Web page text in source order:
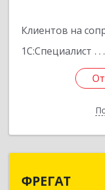
Клиентов на
1С:Специалист
ФРЕГАТ